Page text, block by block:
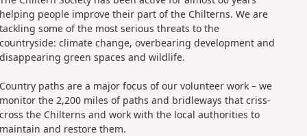
helping people improve their part of the Chilterns. We are
tackling some of the most serious threats to the
countryside: climate change, overbearing development and
disappearing green spaces and wildlife.
Country paths are a major focus of our volunteer work – we
monitor the 2,200 miles of paths and bridleways that criss-
cross the Chilterns and work with the local authorities to
maintain and restore them.